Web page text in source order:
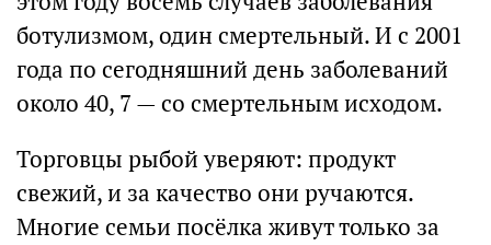
ботулизмом, один смертельный. И с 2001
года по сегодняшний день заболеваний
около 40, 7 — со смертельным исходом.
Торговцы рыбой уверяют: продукт
свежий, и за качество они ручаются.
Многие семьи посёлка живут только за